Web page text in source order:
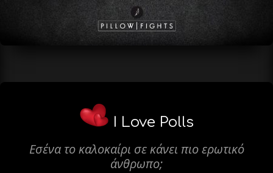
I Love Polls
Εσένα το καλοκαίρι σε κάνει πιο ερωτικό
άνθρωπο;